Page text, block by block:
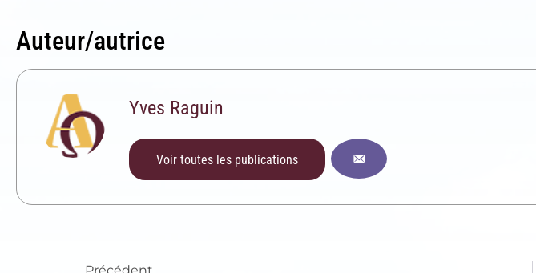
Auteur/autrice
Yves Raguin
Voir toutes les publications
Précédent